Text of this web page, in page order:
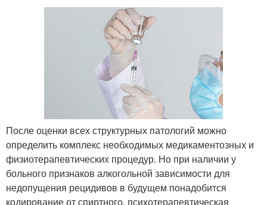
После оценки всех структурных патологий можно
определить комплекс необходимых медикаментозных и
физиотерапевтических процедур. Но при наличии у
больного признаков алкогольной зависимости для
недопущения рецидивов в будущем понадобится
кодирование от спиртного, психотерапевтическая